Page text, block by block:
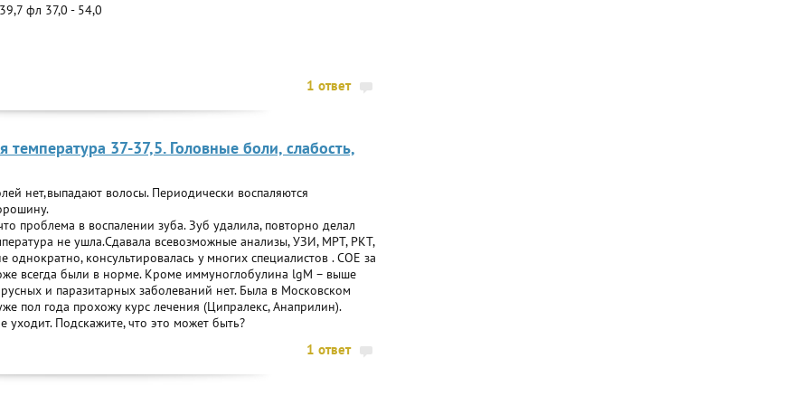
фл 37,0 - 54,0
1 ответ
37-37,5. Головные боли, слабость,
нет,выпадают волосы. Периодически воспаляются
проблема в воспалении зуба. Зуб удалила, повторно делал
не ушла.Сдавала всевозможные анализы, УЗИ, МРТ, РКТ,
консультировалась у многих специалистов . СОЕ за
всегда были в норме. Кроме иммуноглобулина lgM – выше
и паразитарных заболеваний нет. Была в Московском
пол года прохожу курс лечения (Ципралекс, Анаприлин).
уходит. Подскажите, что это может быть?
1 ответ